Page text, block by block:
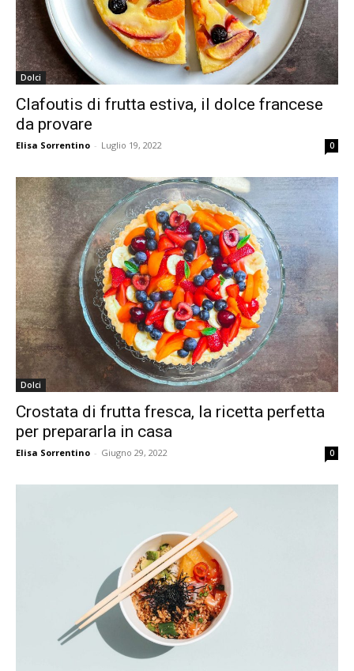
Dolci
Clafoutis di frutta estiva, il dolce francese
da provare
Elisa Sorrentino - Luglio 19, 2022 0
Dolci
Crostata di frutta fresca, la ricetta perfetta
per prepararla in casa
Elisa Sorrentino - Giugno 29, 2022 0